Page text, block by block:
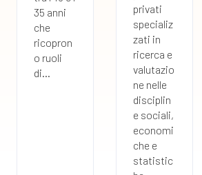
35 anni
che
ricopron
o ruoli
di...
privati
specializ
zati in
ricerca e
valutazio
ne nelle
disciplin
e sociali,
economi
che e
statistic